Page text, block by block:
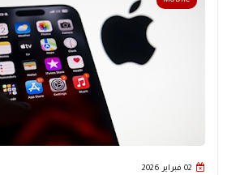
02 فبراير 2026